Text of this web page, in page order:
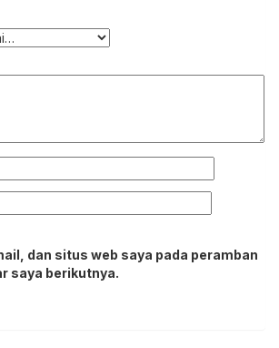
dan situs web saya pada peramban
saya berikutnya.